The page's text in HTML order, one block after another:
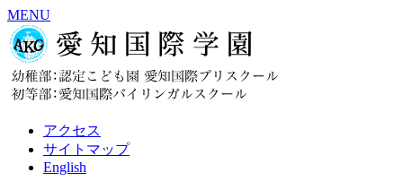
MENU
アクセス
サイトマップ
English